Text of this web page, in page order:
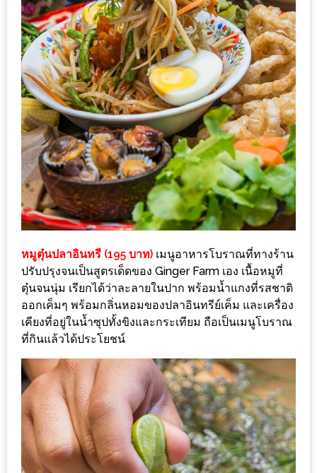
200
บาท
ชี้
เบาะแส
ความ
อร่อย
ตาม
รอย
น้า
อ้วน
หิว
ติดต่อ
น้า
อ้วน
ติดต่อ
น้า
อ้วน
น้า
อ้วน
หมูตุ๋นปลาอินทรี (195 บาท)​ เมนูอาหารโบราณที่ทางร้าน
ปรับปรุงจนเป็นสูตรเด็ดของ Ginger Farm เอง เนื้อหมูที่
ตุ๋นจนนุ่ม เรียกได้ว่าละลายในปาก พร้อมน้ำแกงที่รสชาติ
ออกเค็มๆ พร้อมกลิ่นหอมของปลาอินทรีย์เค็ม และเครื่อง
เคียงที่อยู่ในน้ำซุปทั้งขิงและกระเทียม ถือเป็นเมนูโบราณ
ที่กินแล้วได้ประโยชน์